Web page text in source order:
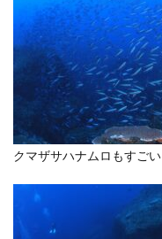
クマザサハナムロもすごい